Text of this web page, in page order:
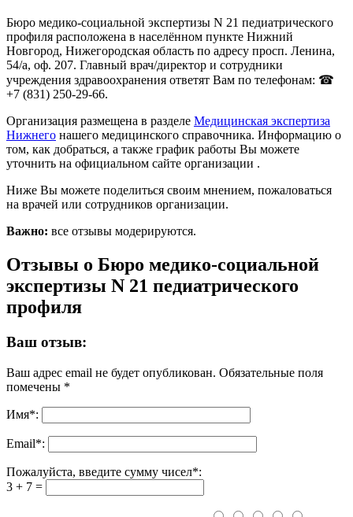
Бюро медико-социальной экспертизы N 21 педиатрического
профиля расположена в населённом пункте Нижний
Новгород, Нижегородская область по адресу просп. Ленина,
54/а, оф. 207. Главный врач/директор и сотрудники
учреждения здравоохранения ответят Вам по телефонам: ☎
+7 (831) 250-29-66.
Организация размещена в разделе Медицинская экспертиза
Нижнего нашего медицинского справочника. Информацию о
том, как добраться, а также график работы Вы можете
уточнить на официальном сайте организации .
Ниже Вы можете поделиться своим мнением, пожаловаться
на врачей или сотрудников организации.
Важно: все отзывы модерируются.
Отзывы о Бюро медико-социальной
экспертизы N 21 педиатрического
профиля
Ваш отзыв:
Ваш адрес email не будет опубликован. Обязательные поля
помечены *
Имя*:
Email*:
Пожалуйста, введите сумму чисел*:
3 + 7 =